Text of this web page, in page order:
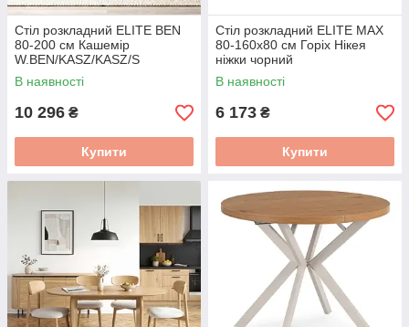
Стіл розкладний ELITE BEN
80-200 см Кашемір
W.BEN/KASZ/KASZ/S
В наявності
10 296 ₴
Купити
Стіл розкладний ELITE MAX
80-160х80 см Горіх Нікея
ніжки чорний
W.MAX/ONI/CZ/S
В наявності
6 173 ₴
Купити